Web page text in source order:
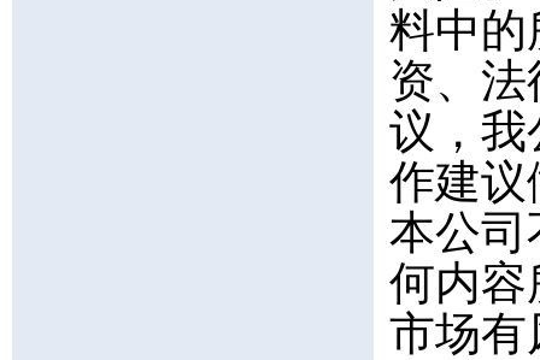
料中的
资、
议，我
作建议
本公司
何内容
市场有